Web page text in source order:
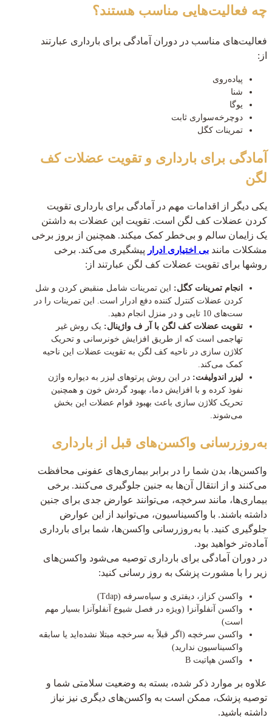
چه فعالیت‌هایی مناسب هستند؟
فعالیت‌های مناسب در دوران آمادگی برای بارداری عبارتند
از:
پیاده‌روی
شنا
یوگا
دوچرخه‌سواری ثابت
تمرینات کگل
آمادگی برای بارداری و تقویت عضلات کف
لگن
یکی دیگر از اقدامات مهم در آمادگی برای بارداری تقویت
کردن عضلات کف لگن است. تقویت این عضلات به داشتن
یک زایمان سالم و بی‌خطر کمک می‎کند. همچنین از بروز برخی
مشکلات مانند بی اختیاری ادرار پیشگیری می‌کند. برخی
روش‎ها برای تقویت عضلات کف لگن عبارتند از:
انجام تمرینات کگل: این تمرینات شامل منقبض کردن و شل
کردن عضلات کنترل کننده دفع ادرار است. این تمرینات را در
ست‌های 10 تایی و در منزل انجام دهید.
تقویت عضلات کف لگن با آر ف واژینال: یک روش غیر
تهاجمی است که از طریق افزایش خونرسانی و تحریک
کلاژن سازی در ناحیه کف لگن به تقویت عضلات این ناحیه
کمک می‌کند.
لیزر اندولیفت: در این روش پرتوهای لیزر به دیواره واژن
نفوذ کرده و با افزایش دما، بهبود گردش خون و همچنین
تحریک کلاژن سازی باعث بهبود قوام عضلات این بخش
می‌شوند.
به‌روزرسانی واکسن‌های قبل از بارداری
واکسن‌ها، بدن شما را در برابر بیماری‌های عفونی محافظت
می‌کنند و از انتقال آن‌ها به جنین جلوگیری می‌کنند. برخی
بیماری‌ها، مانند سرخچه، می‌توانند عوارض جدی برای جنین
داشته باشند. با واکسیناسیون، می‌توانید از این عوارض
جلوگیری کنید. با به‌روزرسانی واکسن‌ها، شما برای بارداری
آماده‌تر خواهید بود.
در دوران آمادگی برای بارداری توصیه می‎‌شود واکسن‌های
زیر را با مشورت پزشک به روز رسانی کنید:
واکسن کزاز، دیفتری و سیاه‌سرفه (Tdap)
واکسن آنفلوآنزا (ویژه در فصل شیوع آنفلوآنزا بسیار مهم
است)
واکسن سرخچه (اگر قبلاً به سرخچه مبتلا نشده‌اید یا سابقه
واکسیناسیون ندارید)
واکسن هپاتیت B
علاوه بر موارد ذکر شده، بسته به وضعیت سلامتی شما و
توصیه پزشک، ممکن است به واکسن‌های دیگری نیز نیاز
داشته باشید.